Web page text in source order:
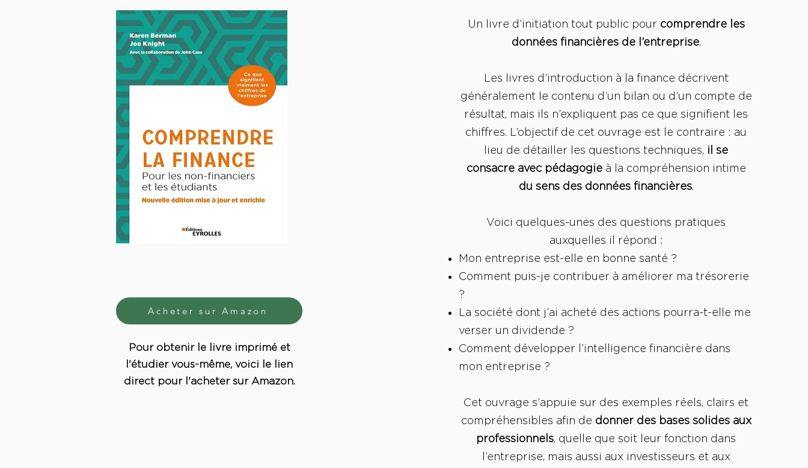
Acheter sur Amazon
Pour obtenir le livre imprimé et
l'étudier vous-même, voici le lien
direct pour l'acheter sur Amazon.
Un livre d’initiation tout public pour comprendre les
données financières de l’entreprise.
Les livres d’introduction à la finance décrivent
généralement le contenu d’un bilan ou d’un compte de
résultat, mais ils n’expliquent pas ce que signifient les
chiffres. L’objectif de cet ouvrage est le contraire : au
lieu de détailler les questions techniques, il se
consacre avec pédagogieà la compréhension intime
du sens des données financières.
Voici quelques-unes des questions pratiques
auxquelles il répond :
Mon entreprise est-elle en bonne santé ?
Comment puis-je contribuer à améliorer ma trésorerie
?
La société dont j’ai acheté des actions pourra-t-elle me
verser un dividende ?
Comment développer l’intelligence financière dans
mon entreprise ?
Cet ouvrage s’appuie sur des exemples réels, clairs et
compréhensibles afin de donner des bases solides aux
professionnels, quelle que soit leur fonction dans
l’entreprise, mais aussi aux investisseurs et aux